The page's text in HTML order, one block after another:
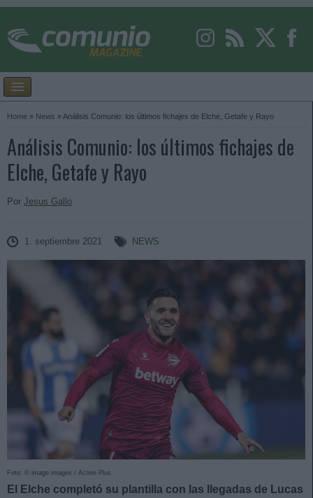
Home » News » Análisis Comunio: los últimos fichajes de Elche, Getafe y Rayo
Análisis Comunio: los últimos fichajes de
Elche, Getafe y Rayo
Por Jesus Gallo
1. septiembre 2021 NEWS
Foto: © imago images / Action Plus
El Elche completó su plantilla con las llegadas de Lucas